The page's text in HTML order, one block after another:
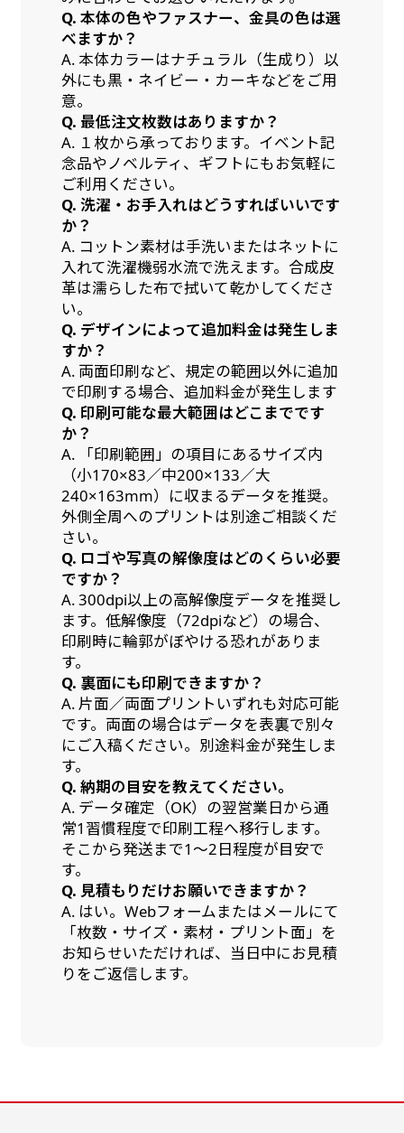
Q. 本体の色やファスナー、金具の色は選
べますか？
A. 本体カラーはナチュラル（生成り）以
外にも黒・ネイビー・カーキなどをご用
意。
Q. 最低注文枚数はありますか？
A. １枚から承っております。イベント記
念品やノベルティ、ギフトにもお気軽に
ご利用ください。
Q. 洗濯・お手入れはどうすればいいです
か？
A. コットン素材は手洗いまたはネットに
入れて洗濯機弱水流で洗えます。合成皮
革は濡らした布で拭いて乾かしてくださ
い。
Q. デザインによって追加料金は発生しま
すか？
A. 両面印刷など、規定の範囲以外に追加
で印刷する場合、追加料金が発生します
Q. 印刷可能な最大範囲はどこまでです
か？
A. 「印刷範囲」の項目にあるサイズ内
（小170×83／中200×133／大
240×163mm）に収まるデータを推奨。
外側全周へのプリントは別途ご相談くだ
さい。
Q. ロゴや写真の解像度はどのくらい必要
ですか？
A. 300dpi以上の高解像度データを推奨し
ます。低解像度（72dpiなど）の場合、
印刷時に輪郭がぼやける恐れがありま
す。
Q. 裏面にも印刷できますか？
A. 片面／両面プリントいずれも対応可能
です。両面の場合はデータを表裏で別々
にご入稿ください。別途料金が発生しま
す。
Q. 納期の目安を教えてください。
A. データ確定（OK）の翌営業日から通
常1習慣程度で印刷工程へ移行します。
そこから発送まで1～2日程度が目安で
す。
Q. 見積もりだけお願いできますか？
A. はい。Webフォームまたはメールにて
「枚数・サイズ・素材・プリント面」を
お知らせいただければ、当日中にお見積
りをご返信します。